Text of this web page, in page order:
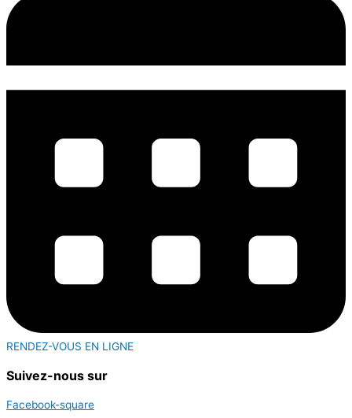
RENDEZ-VOUS EN LIGNE
Suivez-nous sur
Facebook-square